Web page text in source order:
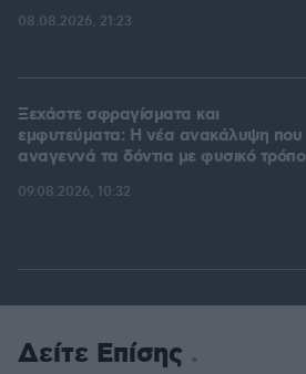
08.08.2026, 21:23
Ξεχάστε σφραγίσματα και
εμφυτεύματα: Η νέα ανακάλυψη που
αναγεννά τα δόντια με φυσικό τρόπο
09.08.2026, 10:32
Δείτε Επίσης